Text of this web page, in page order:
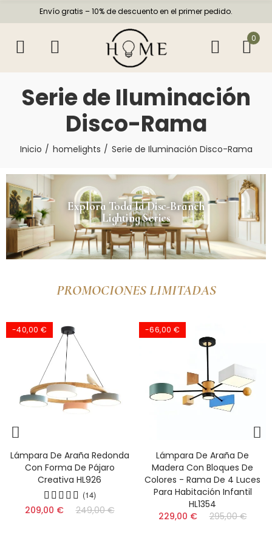
Envío gratis – 10% de descuento en el primer pedido.
0
Serie de Iluminación
Disco-Rama
Inicio homelights Serie de Iluminación Disco-Rama
Explora Toda la Disc-Branch
Lighting Series
PROMOCIONES LIMITADAS
-66,00 €
Lámpara De Araña De
Madera Con Bloques De
Colores - Rama De 4 Luces
Para Habitación Infantil
HL1354
229,00 €
295,00 €
-91,00 €
Lámpara De Techo Nórdica
De Madera Con Forma De
Disco - LED Semiempotrada
Para Dormitorio HL1353
159,00 € 250,00 €